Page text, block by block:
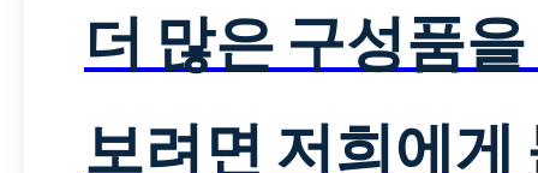
더 많은 구성품
보려면 저희에게